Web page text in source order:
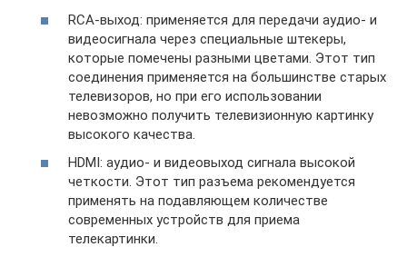
RCA-выход: применяется для передачи аудио- и
видеосигнала через специальные штекеры,
которые помечены разными цветами. Этот тип
соединения применяется на большинстве старых
телевизоров, но при его использовании
невозможно получить телевизионную картинку
высокого качества.
HDMI: аудио- и видеовыход сигнала высокой
четкости. Этот тип разъема рекомендуется
применять на подавляющем количестве
современных устройств для приема
телекартинки.